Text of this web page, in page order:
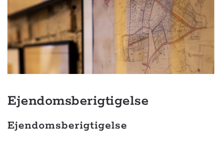
Ejendomsberigtigelse
Ejendomsberigtigelse